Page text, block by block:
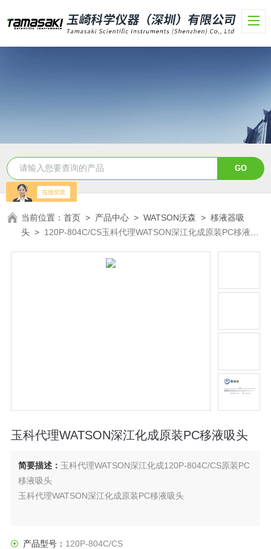
当前位置：首页 > 产品中心 >WATSON沃森 >移液器吸
头 > 120P-804C/CS玉科代理WATSON深江化成原装PC移液吸
玉科代理WATSON深江化成原装PC移液吸头
简要描述： 玉科代理WATSON深江化成120P-804C/CS原装PC
移液吸头
玉科代理WATSON深江化成原装PC移液吸头
服务
产品型号： 120P-804C/CS